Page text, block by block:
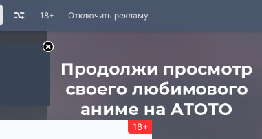
Отключить рекламу
18+
18+